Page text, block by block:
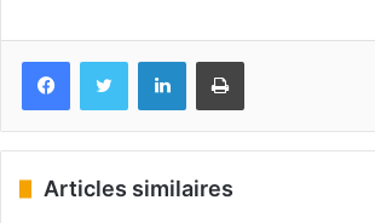
FacebookTwitter LinkedinImprimer
Articles similaires